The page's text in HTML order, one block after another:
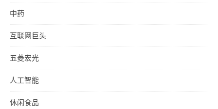
中药
互联网巨头
五菱宏光
人工智能
休闲食品